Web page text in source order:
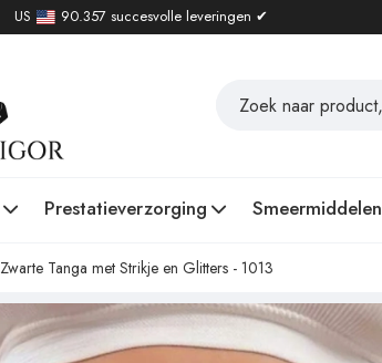
US 90.357 succesvolle leveringen ✔
Prestatieverzorging Smeermiddelen
Zwarte Tanga met Strikje en Glitters - 1013